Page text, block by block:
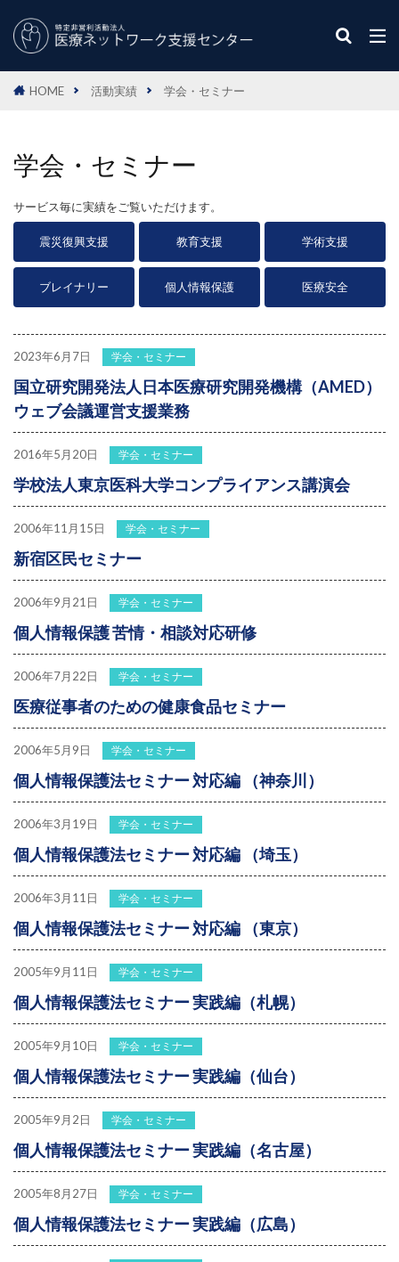
HOME 活動実績 学会・セミナー
学会・セミナー
サービス毎に実績をご覧いただけます。
震災復興支援 教育支援 学術支援
ブレイナリー 個人情報保護 医療安全
2023年6月7日 学会・セミナー
国立研究開発法人日本医療研究開発機構（AMED）
ウェブ会議運営支援業務
2016年5月20日 学会・セミナー
学校法人東京医科大学コンプライアンス講演会
2006年11月15日 学会・セミナー
新宿区民セミナー
2006年9月21日 学会・セミナー
個人情報保護 苦情・相談対応研修
2006年7月22日 学会・セミナー
医療従事者のための健康食品セミナー
2006年5月9日 学会・セミナー
個人情報保護法セミナー 対応編 （神奈川）
2006年3月19日 学会・セミナー
個人情報保護法セミナー 対応編 （埼玉）
2006年3月11日 学会・セミナー
個人情報保護法セミナー 対応編 （東京）
2005年9月11日 学会・セミナー
個人情報保護法セミナー 実践編（札幌）
2005年9月10日 学会・セミナー
個人情報保護法セミナー 実践編（仙台）
2005年9月2日 学会・セミナー
個人情報保護法セミナー 実践編（名古屋）
2005年8月27日 学会・セミナー
個人情報保護法セミナー 実践編（広島）